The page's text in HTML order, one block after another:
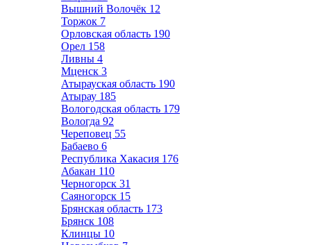
Вышний Волочёк 12
Торжок 7
Орловская область 190
Орел 158
Ливны 4
Мценск 3
Атырауская область 190
Атырау 185
Вологодская область 179
Вологда 92
Череповец 55
Бабаево 6
Республика Хакасия 176
Абакан 110
Черногорск 31
Саяногорск 15
Брянская область 173
Брянск 108
Клинцы 10